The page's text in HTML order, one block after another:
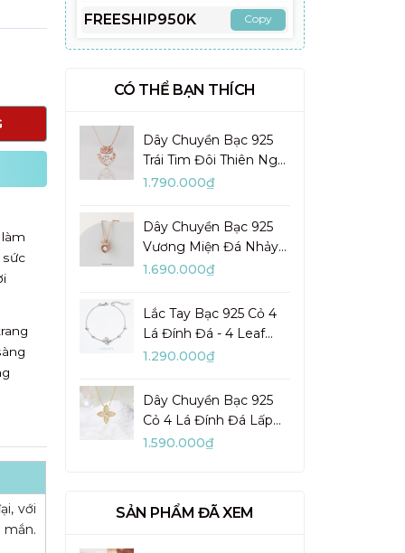
với
FREESHIP950K Copy
CÓ THỂ BẠN THÍCH
Dây Chuyền Bạc 925
Trái Tim Đôi Thiên Nga
Đá Nhảy Pretty Swan -
1.790.000₫
Dây Chuyền Bạc 925
Vương Miện Đá Nhảy
My Queen - VYN13
1.690.000₫
Lắc Tay Bạc 925 Cỏ 4
Lá Đính Đá - 4 Leaf
Clover - VYB27
1.290.000₫
Dây Chuyền Bạc 925
Cỏ 4 Lá Đính Đá Lấp
Lánh Lady Clover -
1.590.000₫
SẢN PHẨM ĐÃ XEM